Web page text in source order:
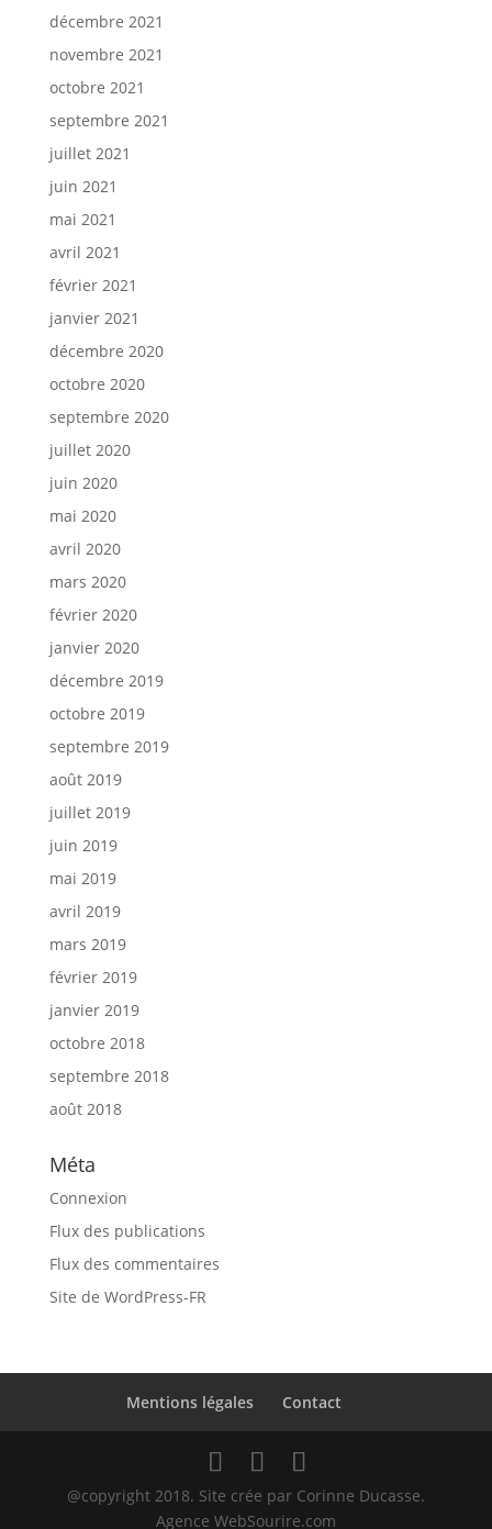
décembre 2021
novembre 2021
octobre 2021
septembre 2021
juillet 2021
juin 2021
mai 2021
avril 2021
février 2021
janvier 2021
décembre 2020
octobre 2020
septembre 2020
juillet 2020
juin 2020
mai 2020
avril 2020
mars 2020
février 2020
janvier 2020
décembre 2019
octobre 2019
septembre 2019
août 2019
juillet 2019
juin 2019
mai 2019
avril 2019
mars 2019
février 2019
janvier 2019
octobre 2018
septembre 2018
août 2018
Méta
Connexion
Flux des publications
Flux des commentaires
Site de WordPress-FR
Mentions légales Contact
@copyright 2018. Site crée par Corinne Ducasse.
Agence WebSourire.com